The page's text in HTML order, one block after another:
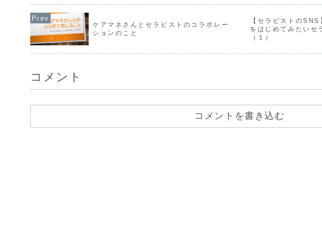
ケアマネさんとセラピストのコラボレー
ションのこと
【セラピストの
をはじめてみたいセ
（１）
コメント
コメントを書き込む